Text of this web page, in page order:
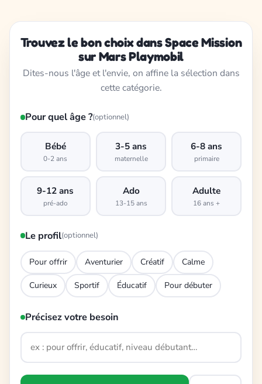
Trouvez le bon choix dans Space Mission
sur Mars Playmobil
Dites-nous l'âge et l'envie, on affine la sélection dans
cette catégorie.
Pour quel âge ?(optionnel)
Bébé
0-2 ans
3-5 ans
maternelle
6-8 ans
primaire
9-12 ans
pré-ado
Ado
13-15 ans
Adulte
16 ans +
Le profil(optionnel)
Pour offrir Aventurier Créatif Calme
Curieux Sportif Éducatif Pour débuter
Précisez votre besoin